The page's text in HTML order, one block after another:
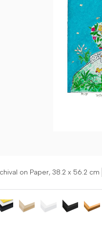
on Paper, 38.2 x 56.2 cm